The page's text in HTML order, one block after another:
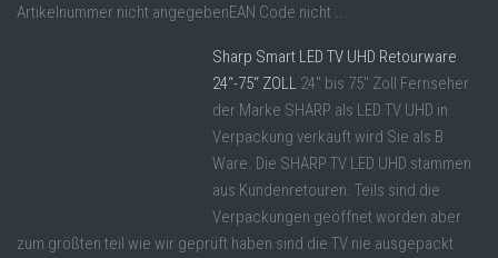
Artikelnummer nicht angegebenEAN Code nicht ...
Sharp Smart LED TV UHD Retourware
24“-75“ ZOLL 24" bis 75" Zoll Fernseher
der Marke SHARP als LED TV UHD in
Verpackung verkauft wird Sie als B
Ware. Die SHARP TV LED UHD stammen
aus Kundenretouren. Teils sind die
Verpackungen geöffnet worden aber
zum größten teil wie wir geprüft haben sind die TV nie ausgepackt